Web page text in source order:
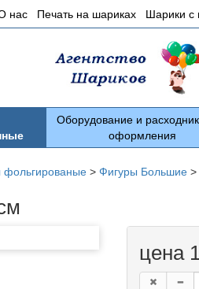
нас Печать на шариках Шарики с
Оборудование и
оформления
> Фигуры Большие >
цена